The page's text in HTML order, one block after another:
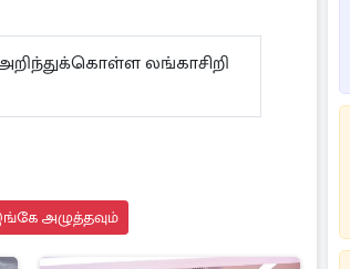
லங்காசிறி
அழுத்தவும்